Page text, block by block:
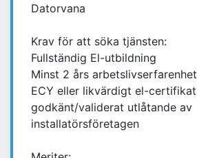
Datorvana
Krav för att söka tjänsten:
Fullständig El-utbildning
Minst 2 års arbetslivserfarenhet
ECY eller likvärdigt el-certifikat
godkänt/validerat utlåtande av
installatörsföretagen